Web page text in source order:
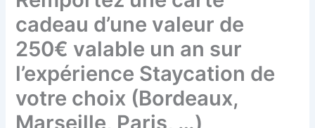
cadeau d’une valeur de
250€ valable un an sur
l’expérience Staycation de
votre choix (Bordeaux,
Marseille, Paris, …)